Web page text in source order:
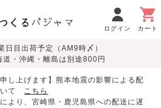
ログイン カート
ースパジャマ
目的別で
さがす
デザインで
さがす
日目出荷予定（AM9時〆）
・沖縄・離島は別途800円
し上げます】熊本地震の影響による配
いて こちら
より、宮崎県・鹿児島県への配送に遅